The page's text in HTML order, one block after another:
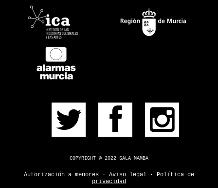
¿DUDAS?
COPYRIGHT @ 2022 SALA MAMBA
Autorización a menores · Aviso legal · Política de
privacidad